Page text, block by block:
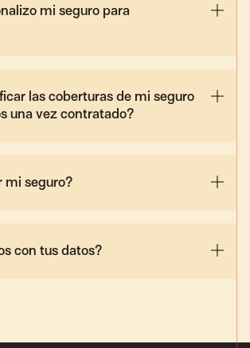
mi seguro para
las coberturas de mi seguro
una vez contratado?
mi seguro?
con tus datos?